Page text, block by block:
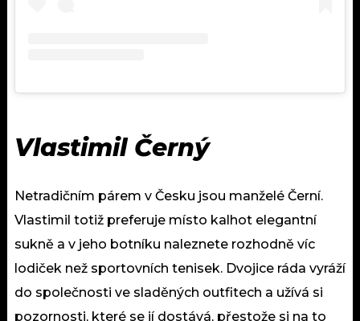
Vlastimil Černý
Netradičním párem v Česku jsou manželé Černí.
Vlastimil totiž preferuje místo kalhot elegantní
sukně a v jeho botníku naleznete rozhodně víc
lodiček než sportovních tenisek. Dvojice ráda vyráží
do společnosti ve sladěných outfitech a užívá si
pozornosti, které se jí dostává, přestože si na to